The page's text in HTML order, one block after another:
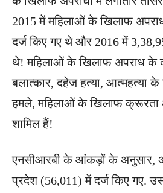
2015 में महिलाओं के खिलाफ
दर्ज किए गए थे और 2016 में
थे! महिलाओं के खिलाफ अपराध के
बलात्कार, दहेज हत्या, आत्महत्या
हमले, महिलाओं के खिलाफ
शामिल हैं!
एनसीआरबी के आंकड़ों के अनुसार,
प्रदेश (56,011) में दर्ज किए गए.